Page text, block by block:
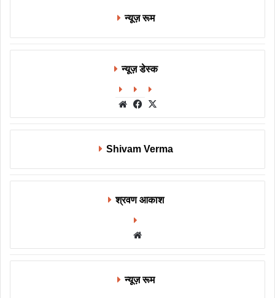
न्यूज़ रूम
न्यूज़ डेस्क
WebsiteFacebook
Shivam Verma
श्रवण आकाश
न्यूज़ रूम